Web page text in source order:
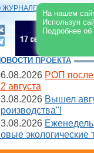
На нашем
Используя
Подробнее
ЖУРНАЛЕ |
ПРОЕКТА
РОП после
августа
Вышел
экологические